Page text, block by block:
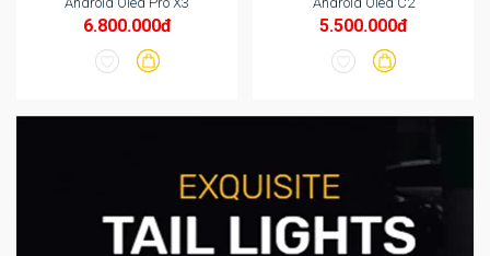
6.800.000đ 5.500.000đ